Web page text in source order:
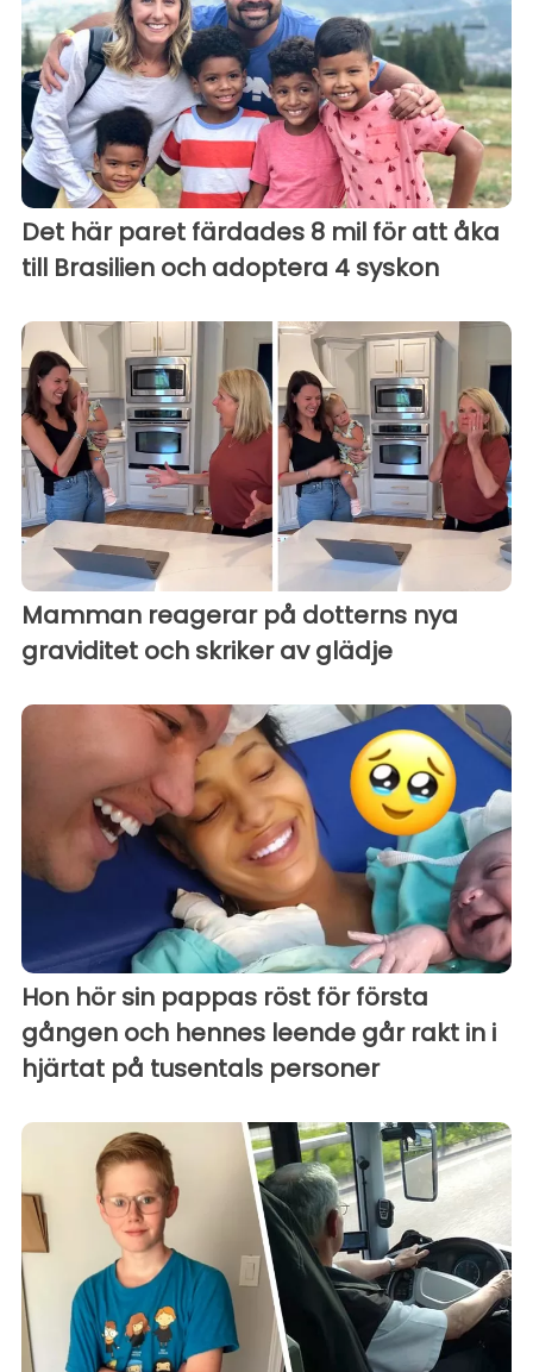
Det här paret färdades 8 mil för att åka
till Brasilien och adoptera 4 syskon
Mamman reagerar på dotterns nya
graviditet och skriker av glädje
Hon hör sin pappas röst för första
gången och hennes leende går rakt in i
hjärtat på tusentals personer